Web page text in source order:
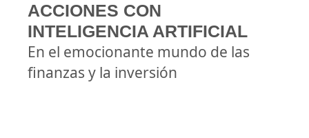
ACCIONES CON
INTELIGENCIA ARTIFICIAL
En el emocionante mundo de las
finanzas y la inversión